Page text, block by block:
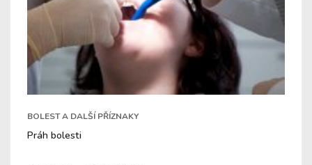
BOLEST A DALŠÍ PŘÍZNAKY
Práh bolesti